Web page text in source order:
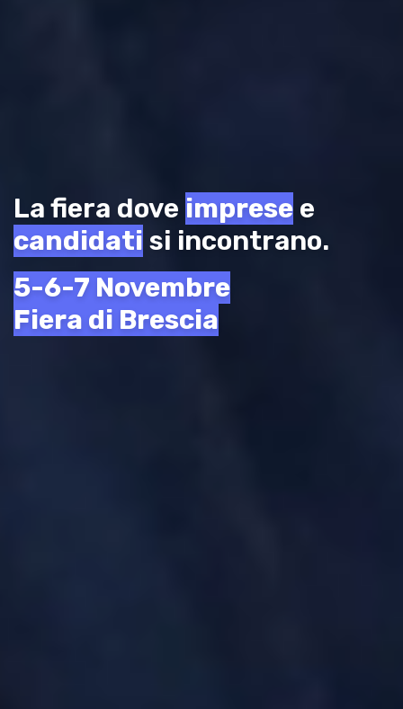
La fiera dove imprese e
candidati si incontrano.
5-6-7 Novembre
Fiera di Brescia